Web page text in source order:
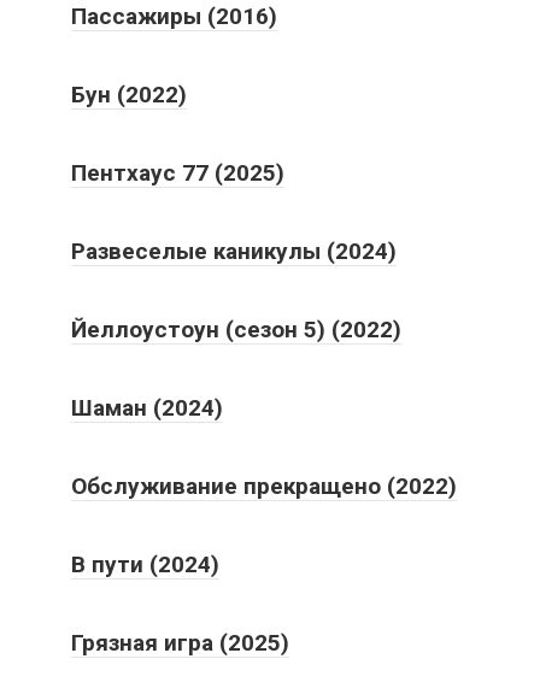
Пассажиры (2016)
Бун (2022)
Пентхаус 77 (2025)
Развеселые каникулы (2024)
Йеллоустоун (сезон 5) (2022)
Шаман (2024)
Обслуживание прекращено (2022)
В пути (2024)
Грязная игра (2025)